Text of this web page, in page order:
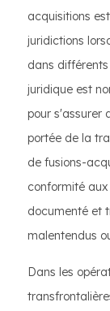
acquisitions
juridictions
dans
juridique est
pour s'assurer
portée de la
de fusions-
conformité
documenté et
malentendus
Dans les